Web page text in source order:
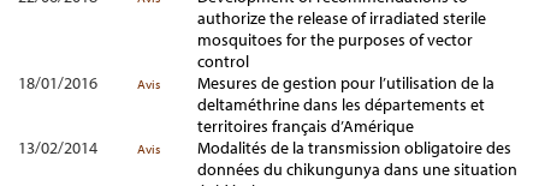
authorize the release of irradiated sterile
mosquitoes for the purposes of vector
control
18/01/2016
Avis
Mesures de gestion pour l’utilisation de la
deltaméthrine dans les départements et
territoires français d’Amérique
13/02/2014
Avis
Modalités de la transmission obligatoire des
données du chikungunya dans une situation